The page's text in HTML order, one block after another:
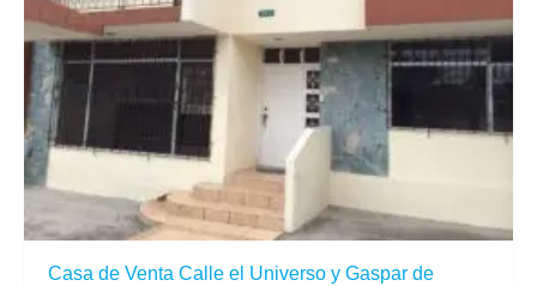
Casa de Venta Calle el Universo y Gaspar de